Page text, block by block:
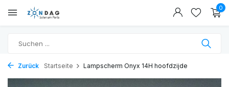
0
Zurück Startseite Lampscherm Onyx 14H hoofdzijde